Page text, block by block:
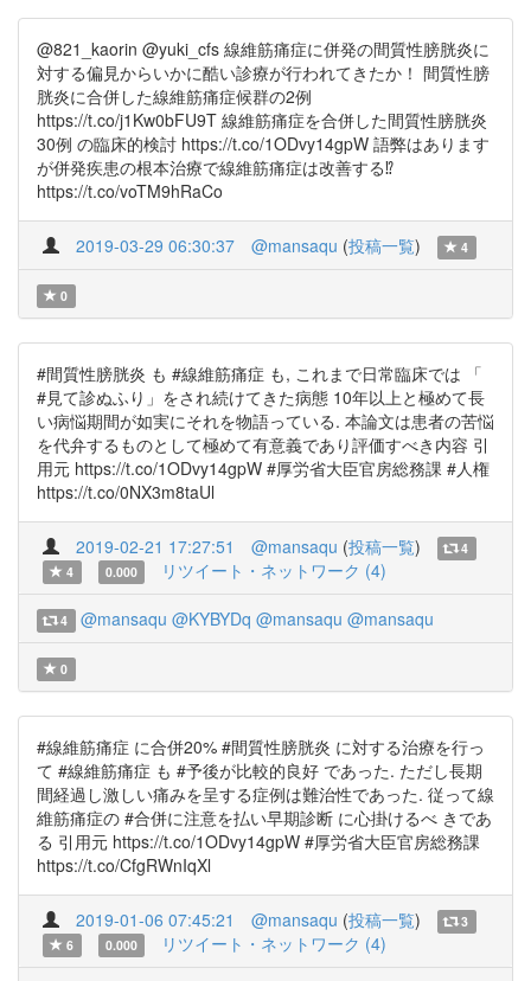
@821_kaorin @yuki_cfs 線維筋痛症に併発の間質性膀胱炎に
対する偏見からいかに酷い診療が行われてきたか！ 間質性膀
胱炎に合併した線維筋痛症候群の2例
https://t.co/j1Kw0bFU9T 線維筋痛症を合併した間質性膀胱炎
30例 の臨床的検討 https://t.co/1ODvy14gpW 語弊はあります
が併発疾患の根本治療で線維筋痛症は改善する⁉️
https://t.co/voTM9hRaCo
2019-03-29 06:30:37 @mansaqu (投稿一覧) 4
0
#間質性膀胱炎 も #線維筋痛症 も, これまで日常臨床では 「
#見て診ぬふり」をされ続けてきた病態 10年以上と極めて長
い病悩期間が如実にそれを物語っている. 本論文は患者の苦悩
を代弁するものとして極めて有意義であり評価すべき内容 引
用元 https://t.co/1ODvy14gpW #厚労省大臣官房総務課 #人権
https://t.co/0NX3m8taUl
2019-02-21 17:27:51 @mansaqu (投稿一覧)
4
4
0.000 リツイート・ネットワーク (4)
4 @mansaqu @KYBYDq @mansaqu @mansaqu
0
#線維筋痛症 に合併20% #間質性膀胱炎 に対する治療を行っ
て #線維筋痛症 も #予後が比較的良好 であった. ただし長期
間経過し激しい痛みを呈する症例は難治性であった. 従って線
維筋痛症の #合併に注意を払い早期診断 に心掛けるべ きであ
る 引用元 https://t.co/1ODvy14gpW #厚労省大臣官房総務課
https://t.co/CfgRWnIqXl
2019-01-06 07:45:21 @mansaqu (投稿一覧)
3
6
0.000 リツイート・ネットワーク (4)